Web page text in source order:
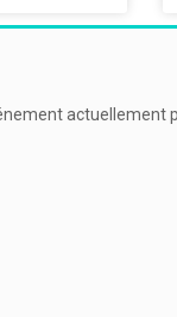
actuellement